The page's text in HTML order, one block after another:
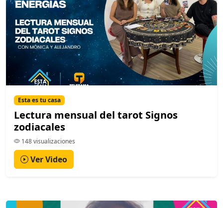
Esta es tu casa
Lectura mensual del tarot Signos
zodiacales
148 visualizaciones
Ver Video